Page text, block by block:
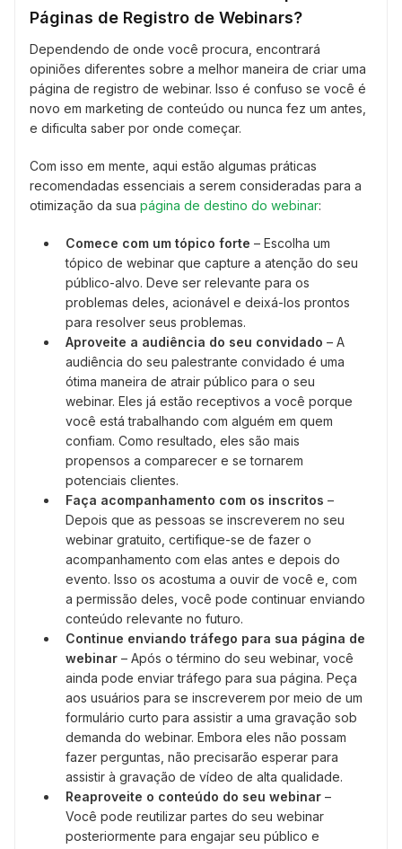
Páginas de Registro de Webinars?
Dependendo de onde você procura, encontrará
opiniões diferentes sobre a melhor maneira de criar uma
página de registro de webinar. Isso é confuso se você é
novo em marketing de conteúdo ou nunca fez um antes,
e dificulta saber por onde começar.
Com isso em mente, aqui estão algumas práticas
recomendadas essenciais a serem consideradas para a
otimização da sua página de destino do webinar:
Comece com um tópico forte – Escolha um
tópico de webinar que capture a atenção do seu
público-alvo. Deve ser relevante para os
problemas deles, acionável e deixá-los prontos
para resolver seus problemas.
Aproveite a audiência do seu convidado – A
audiência do seu palestrante convidado é uma
ótima maneira de atrair público para o seu
webinar. Eles já estão receptivos a você porque
você está trabalhando com alguém em quem
confiam. Como resultado, eles são mais
propensos a comparecer e se tornarem
potenciais clientes.
Faça acompanhamento com os inscritos –
Depois que as pessoas se inscreverem no seu
webinar gratuito, certifique-se de fazer o
acompanhamento com elas antes e depois do
evento. Isso os acostuma a ouvir de você e, com
a permissão deles, você pode continuar enviando
conteúdo relevante no futuro.
Continue enviando tráfego para sua página de
webinar – Após o término do seu webinar, você
ainda pode enviar tráfego para sua página. Peça
aos usuários para se inscreverem por meio de um
formulário curto para assistir a uma gravação sob
demanda do webinar. Embora eles não possam
fazer perguntas, não precisarão esperar para
assistir à gravação de vídeo de alta qualidade.
Reaproveite o conteúdo do seu webinar –
Você pode reutilizar partes do seu webinar
posteriormente para engajar seu público e